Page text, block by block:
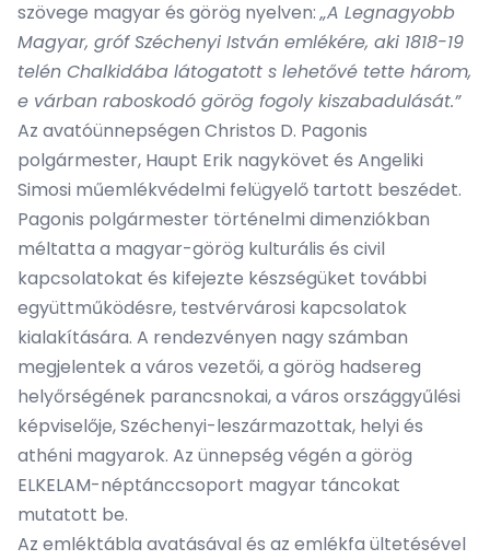
szövege magyar és görög nyelven:„A Legnagyobb
Magyar, gróf Széchenyi István emlékére, aki 1818-19
telén Chalkidába látogatott s lehetővé tette három,
e várban raboskodó görög fogoly kiszabadulását.”
Az avatóünnepségen Christos D. Pagonis
polgármester, Haupt Erik nagykövet és Angeliki
Simosi műemlékvédelmi felügyelő tartott beszédet.
Pagonis polgármester történelmi dimenziókban
méltatta a magyar-görög kulturális és civil
kapcsolatokat és kifejezte készségüket további
együttműködésre, testvérvárosi kapcsolatok
kialakítására. A rendezvényen nagy számban
megjelentek a város vezetői, a görög hadsereg
helyőrségének parancsnokai, a város országgyűlési
képviselője, Széchenyi-leszármazottak, helyi és
athéni magyarok. Az ünnepség végén a görög
ELKELAM-néptánccsoport magyar táncokat
mutatott be.
Az emléktábla avatásával és az emlékfa ültetésével